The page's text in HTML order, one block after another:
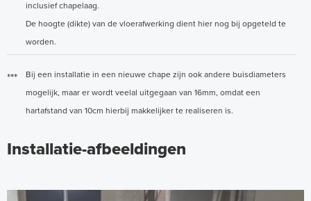
inclusief chapelaag.
De hoogte (dikte) van de vloerafwerking dient hier nog bij opgeteld te
worden.
***
Bij een installatie in een nieuwe chape zijn ook andere buisdiameters
mogelijk, maar er wordt veelal uitgegaan van 16mm, omdat een
hartafstand van 10cm hierbij makkelijker te realiseren is.
Installatie-afbeeldingen